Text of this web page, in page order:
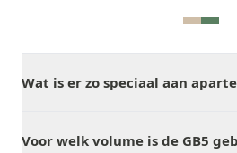
Wat is er zo speciaal aan
Voor welk volume is de GB5